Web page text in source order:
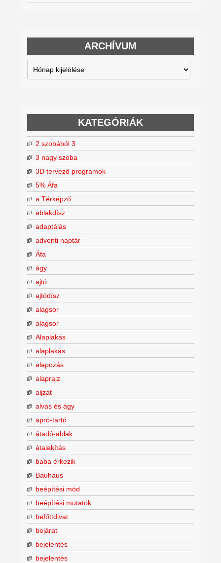
ARCHÍVUM
Archívum
KATEGÓRIÁK
2 szobából 3
3 nagy szoba
3D tervező programok
5% Áfa
a Térképző
ablakdísz
adaptálás
adventi naptár
Áfa
ágy
ajtó
ajtódísz
alagsor
alagsor
Alaplakás
alaplakás
alapozás
alaprajz
aljzat
alvás és ágy
apró-tartó
átadó-ablak
átalakítás
baba érkezik
Bauhaus
beépítési mód
beépítési mutatók
befőttdivat
bejárat
bejelentés
bejelentés